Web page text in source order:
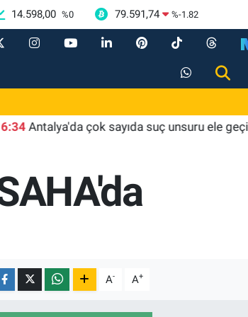
14.598,00 %0 79.591,74 %-1.82
çok sayıda suç unsuru ele geçirildi
A- A+